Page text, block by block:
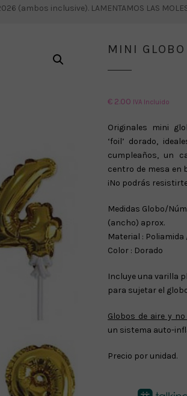
(ambos inclusive). LAMENTAMOS LAS
MINI GLOBO
€ 2.00 IVA Incluido
Originales mini
‘foil’ dorado,
cumpleaños, un
centro de mesa en
¡No podrás
Medidas Globo/
(ancho) aprox.
Material :
Color : Dorado
Incluye una varilla
para sujetar el
Globos de aire y
un sistema auto-
Precio por unidad.